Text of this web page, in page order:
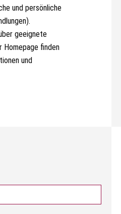
und persönliche
geeignete
Homepage finden
und